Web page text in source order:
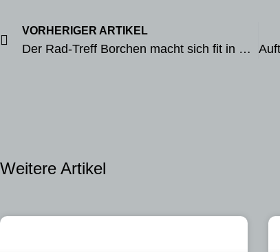
VORHERIGER ARTIKEL
Der Rad-Treff Borchen macht sich fit in Erster-Hilfe
Weitere Artikel